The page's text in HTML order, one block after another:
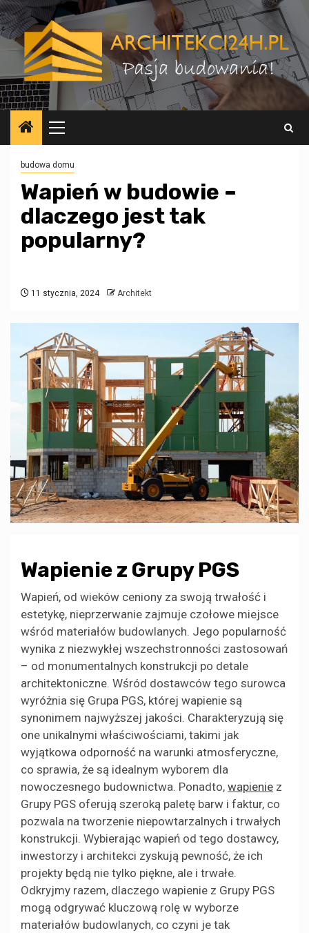
Przejdź
do
treści
Menu
główne
budowa domu
Wapień w budowie –
dlaczego jest tak
popularny?
11 stycznia, 2024 Architekt
Wapienie z Grupy PGS
Wapień, od wieków ceniony za swoją trwałość i
estetykę, nieprzerwanie zajmuje czołowe miejsce
wśród materiałów budowlanych. Jego popularność
wynika z niezwykłej wszechstronności zastosowań
– od monumentalnych konstrukcji po detale
architektoniczne. Wśród dostawców tego surowca
wyróżnia się Grupa PGS, której wapienie są
synonimem najwyższej jakości. Charakteryzują się
one unikalnymi właściwościami, takimi jak
wyjątkowa odporność na warunki atmosferyczne,
co sprawia, że są idealnym wyborem dla
nowoczesnego budownictwa. Ponadto, wapienie z
Grupy PGS oferują szeroką paletę barw i faktur, co
pozwala na tworzenie niepowtarzalnych i trwałych
konstrukcji. Wybierając wapień od tego dostawcy,
inwestorzy i architekci zyskują pewność, że ich
projekty będą nie tylko piękne, ale i trwałe.
Odkryjmy razem, dlaczego wapienie z Grupy PGS
mogą odgrywać kluczową rolę w wyborze
materiałów budowlanych, co czyni je tak